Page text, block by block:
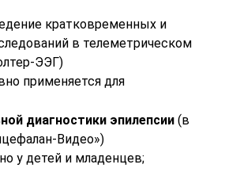
кратковременных и
в телеметрическом
ЭЭГ)
применяется для
диагностики эпилепсии (в
Видео»)
у детей и младенцев;